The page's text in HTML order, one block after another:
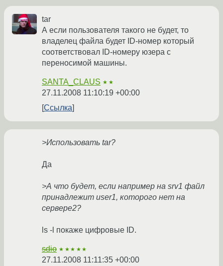
tar
А если пользователя такого не будет, то
владелец файла будет ID-номер который
соответствовал ID-номеру юзера с
переносимой машины.
SANTA_CLAUS ★★
27.11.2008 11:10:19 +00:00
Ссылка
>Использовать tar?
Да
>А что будет, если например на srv1 файл
принадлежит user1, которого нет на
сервере2?
ls -l покаже цифровые ID.
sdio ★★★★★
27.11.2008 11:11:35 +00:00